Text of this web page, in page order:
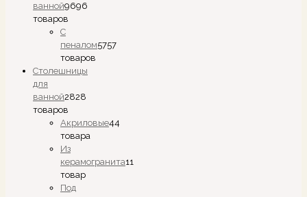
ванной9696
товаров
С
пеналом5757
товаров
Столешницы
для
ванной2828
товаров
Акриловые44
товара
Из
керамогранита11
товар
Под